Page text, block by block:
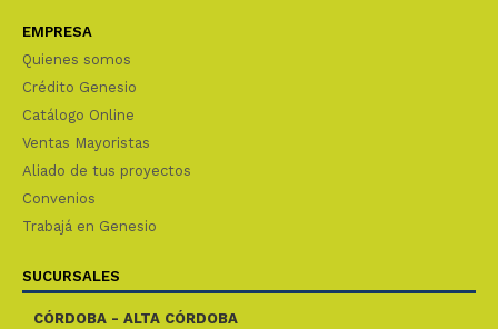
EMPRESA
Quienes somos
Crédito Genesio
Catálogo Online
Ventas Mayoristas
Aliado de tus proyectos
Convenios
Trabajá en Genesio
SUCURSALES
CÓRDOBA - ALTA CÓRDOBA